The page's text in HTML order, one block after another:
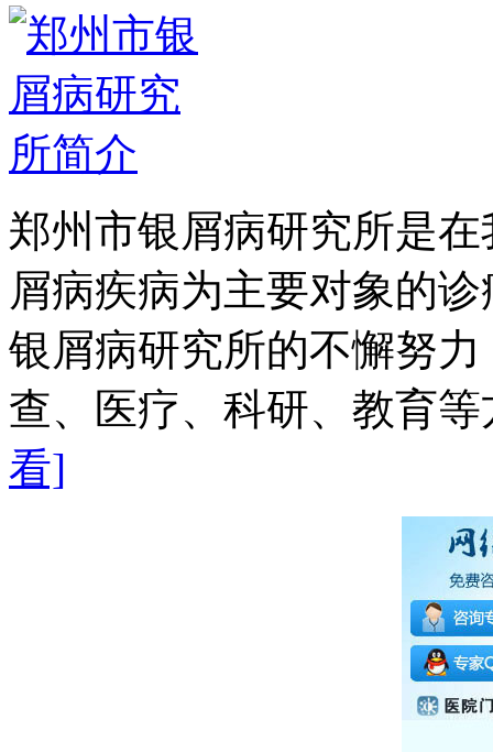
郑州市银屑病研究所是
屑病疾病为主要对象的
银屑病研究所的不懈努
查、医疗、科研、教育
看]